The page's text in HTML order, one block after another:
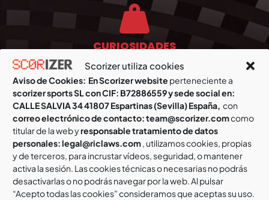
Scorizer utiliza cookies
Aviso de Cookies: En Scorizer website perteneciente a
scorizer sports SL con CIF: B72886559 y sede social en:
CALLE SALVIA 34 41807 Espartinas (Sevilla) España, con
correo electrónico de contacto: team@scorizer.comcomo
titular de la web yresponsable tratamiento de datos
personales: legal@riclaws.com, utilizamos cookies, propias
y de terceros, para incrustar vídeos, seguridad, o mantener
activa la sesión. Las cookies técnicas o necesarias no podrás
desactivarlas o no podrás navegar por la web. Al pulsar
“Acepto todas las cookies” consideramos que aceptas su uso.
CURIOSIDADES
Este estilo moderno y atractivo de lucha tiene sus
raíces profundas en los orígenes de la lucha histórica,
ya que la lucha en arena fue la forma original de todas
las civilzaciones como en Egipto, Grecia y Roma.